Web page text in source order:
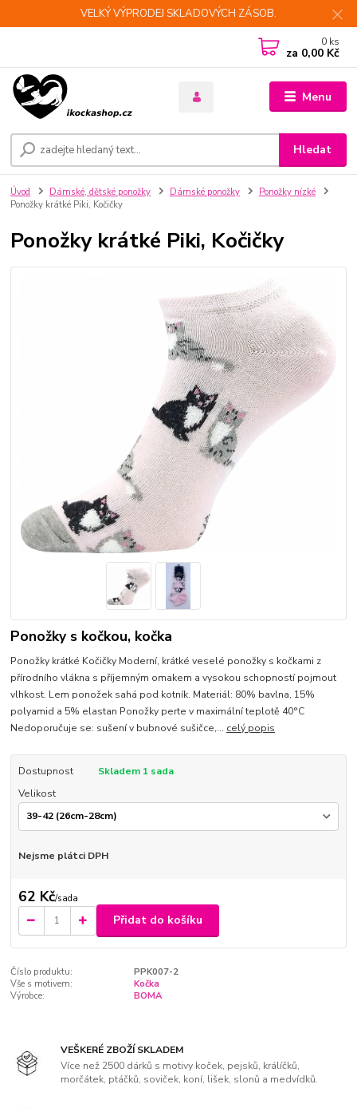
VELKÝ VÝPRODEJ SKLADOVÝCH ZÁSOB.
Menu
Hledat
0 ks
za 0,00 Kč
Úvod Dámské, dětské ponožky Dámské ponožky
Ponožky nízké
Ponožky krátké Piki, Kočičky
Ponožky krátké Piki, Kočičky
Ponožky s kočkou, kočka
Ponožky krátké Kočičky Moderní, krátké veselé ponožky s kočkami z
přírodního vlákna s příjemným omakem a vysokou schopností pojmout
vlhkost. Lem ponožek sahá pod kotník. Materiál: 80% bavlna, 15%
polyamid a 5% elastan Ponožky perte v maximální teplotě 40°C
Nedoporučuje se: sušení v bubnové sušičce,... celý popis
Dostupnost
Skladem 1 sada
Velikost
Nejsme plátci DPH
62 Kč/sada
Přidat do košíku
Číslo produktu:
PPK007-2
Vše s motivem:
Kočka
Výrobce:
BOMA
VEŠKERÉ ZBOŽÍ SKLADEM
Více než 2500 dárků s motivy koček, pejsků, králíčků,
morčátek, ptáčků, soviček, koní, lišek, slonů a medvídků.